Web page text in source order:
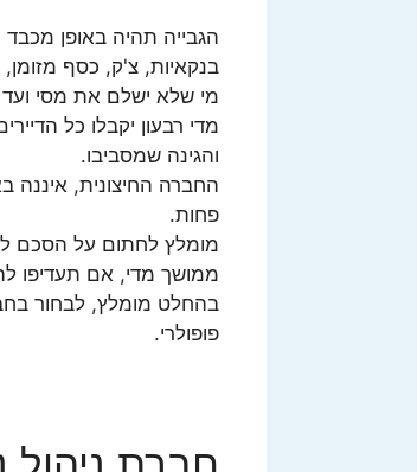
הגבייה תהיה באופן
בנקאיות, צ'ק, כסף
מי שלא ישלם את מסי
מדי רבעון יקבלו כל
והגינה שמסביבו.
החברה החיצונית,
פחות.
מומלץ לחתום על הסכם
ממושך מדי, אם תעדיפו
בהחלט מומלץ, לבחור
פופולרי.